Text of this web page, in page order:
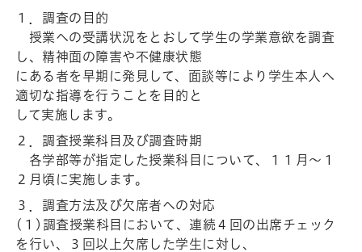
１．調査の目的
授業への受講状況をとおして学生の学業意欲を調査
し、精神面の障害や不健康状態
にある者を早期に発見して、面談等により学生本人へ
適切な指導を行うことを目的と
して実施します。
２．調査授業科目及び調査時期
各学部等が指定した授業科目について、１１月～１
２月頃に実施します。
３．調査方法及び欠席者への対応
(１)調査授業科目において、連続４回の出席チェック
を行い、３回以上欠席した学生に対し、